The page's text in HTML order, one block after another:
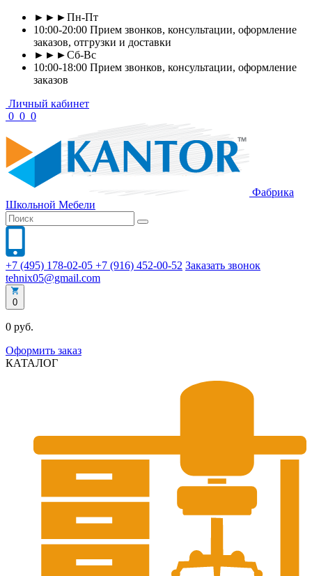
►►►Пн-Пт
10:00-20:00 Прием звонков, консультации, оформление
заказов, отгрузки и доставки
►►►Сб-Вс
10:00-18:00 Прием звонков, консультации, оформление
заказов
Личный кабинет
0 0 0
Фабрика
Школьной Мебели
+7 (495) 178-02-05 +7 (916) 452-00-52 Заказать звонок
tehnix05@gmail.com
0
0 руб.
Оформить заказ
КАТАЛОГ